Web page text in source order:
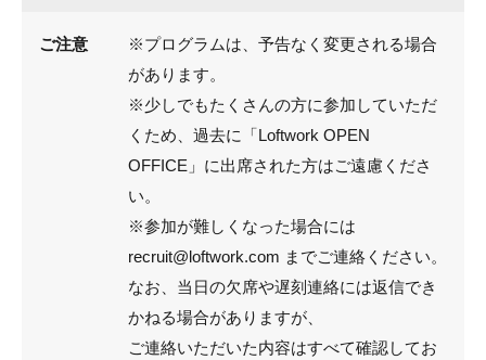
ご注意
※プログラムは、予告なく変更される場合
があります。
※少しでもたくさんの方に参加していただ
くため、過去に「Loftwork OPEN
OFFICE」に出席された方はご遠慮くださ
い。
※参加が難しくなった場合には
recruit@loftwork.com までご連絡ください。
なお、当日の欠席や遅刻連絡には返信でき
かねる場合がありますが、
ご連絡いただいた内容はすべて確認してお